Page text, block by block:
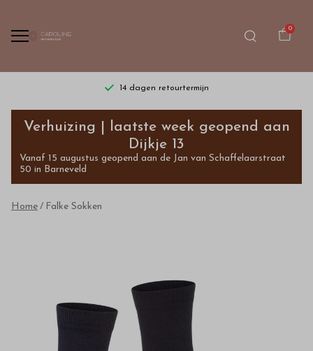
0
14 dagen retourtermijn
Falke
Sokken
Bestel
kwaliteit
Verhuizing | laatste week geopend aan
Dijkje 13
Vanaf 15 augustus geopend aan de Jan van Schaffelaarstraat
50 in Barneveld
Home Falke Sokken